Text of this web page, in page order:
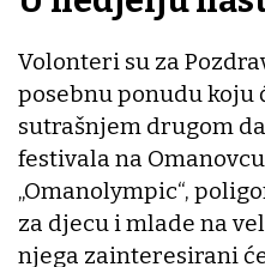
Volonteri su za
posebnu ponudu koju
sutrašnjem drugom
festivala na
„Omanolympic“,
za djecu i mlade na
njega zainteresirani